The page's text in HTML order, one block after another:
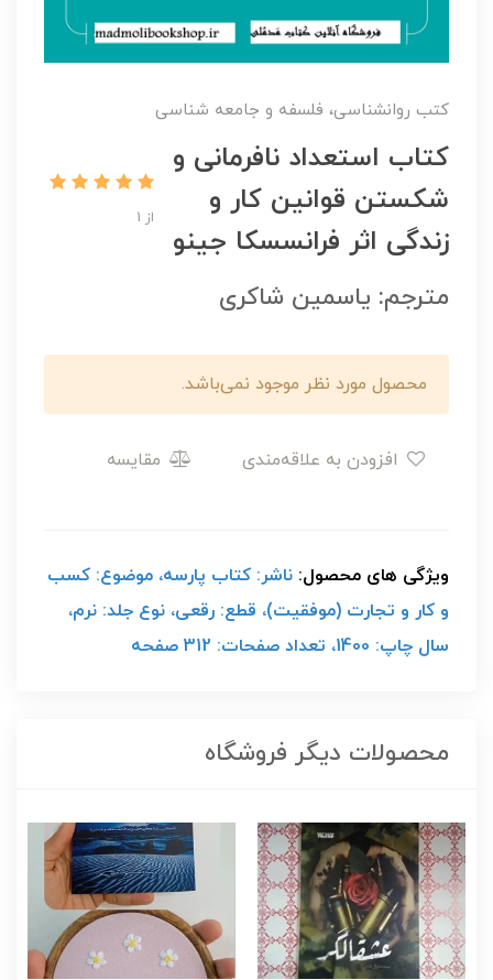
کتب روانشناسی، فلسفه و جامعه شناسی
کتاب استعداد نافرمانی و
شکستن قوانین کار و
زندگی اثر فرانسسکا جینو
از 1
مترجم: یاسمین شاکری
محصول مورد نظر موجود نمی‌باشد.
مقایسه
ویژگی های محصول: ناشر: کتاب پارسه، موضوع: کسب
و کار و تجارت (موفقیت)، قطع: رقعی، نوع جلد: نرم،
سال چاپ: 1400، تعداد صفحات: 312 صفحه
محصولات دیگر فروشگاه